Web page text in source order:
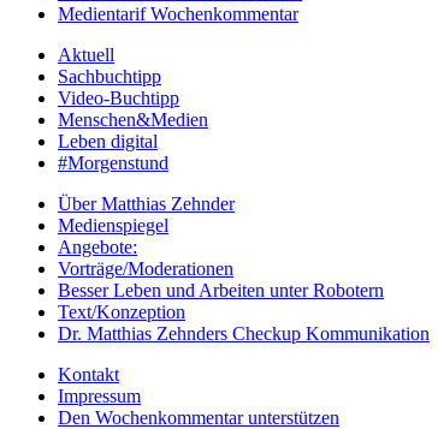
Medientarif Wochenkommentar
Aktuell
Sachbuchtipp
Video-Buchtipp
Menschen&Medien
Leben digital
#Morgenstund
Über Matthias Zehnder
Medienspiegel
Angebote:
Vorträge/Moderationen
Besser Leben und Arbeiten unter Robotern
Text/Konzeption
Dr. Matthias Zehnders Checkup Kommunikation
Kontakt
Impressum
Den Wochenkommentar unterstützen